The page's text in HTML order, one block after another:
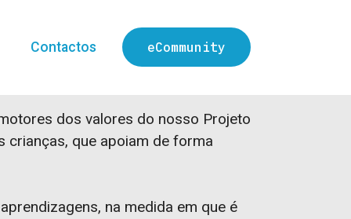
dos valores do nosso Projeto
crianças, que apoiam de forma
na medida em que é
Contactos eCommunity